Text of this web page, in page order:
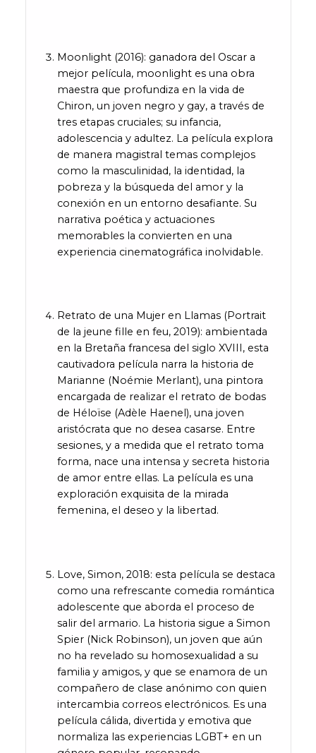
Moonlight (2016): ganadora del Oscar a
mejor película, moonlight es una obra
maestra que profundiza en la vida de
Chiron, un joven negro y gay, a través de
tres etapas cruciales; su infancia,
adolescencia y adultez. La película explora
de manera magistral temas complejos
como la masculinidad, la identidad, la
pobreza y la búsqueda del amor y la
conexión en un entorno desafiante. Su
narrativa poética y actuaciones
memorables la convierten en una
experiencia cinematográfica inolvidable.
Retrato de una Mujer en Llamas (Portrait
de la jeune fille en feu, 2019): ambientada
en la Bretaña francesa del siglo XVIII, esta
cautivadora película narra la historia de
Marianne (Noémie Merlant), una pintora
encargada de realizar el retrato de bodas
de Héloïse (Adèle Haenel), una joven
aristócrata que no desea casarse. Entre
sesiones, y a medida que el retrato toma
forma, nace una intensa y secreta historia
de amor entre ellas. La película es una
exploración exquisita de la mirada
femenina, el deseo y la libertad.
Love, Simon, 2018: esta película se destaca
como una refrescante comedia romántica
adolescente que aborda el proceso de
salir del armario. La historia sigue a Simon
Spier (Nick Robinson), un joven que aún
no ha revelado su homosexualidad a su
familia y amigos, y que se enamora de un
compañero de clase anónimo con quien
intercambia correos electrónicos. Es una
película cálida, divertida y emotiva que
normaliza las experiencias LGBT+ en un